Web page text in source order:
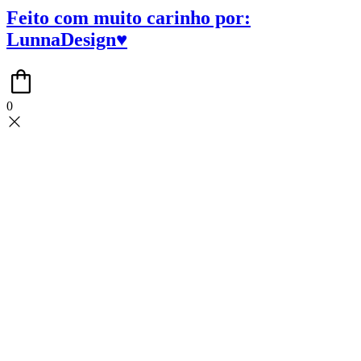
Feito com muito carinho por:
LunnaDesign♥
0